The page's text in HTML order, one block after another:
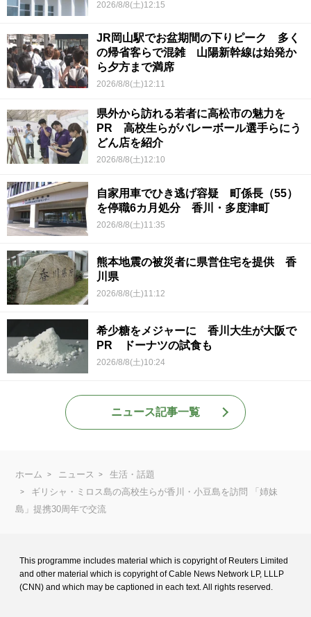
2026/8/8(土)12:15
JR岡山駅でお盆期間の下りピーク 多く
の帰省客らで混雑 山陽新幹線は始発か
ら夕方まで満席
2026/8/8(土)12:11
県外から訪れる若者に高松市の魅力を
PR 高校生らがバレーボール選手らにう
どん店を紹介
2026/8/8(土)12:10
自家用車でひき逃げ容疑 町係長（55）
を停職6カ月処分 香川・多度津町
2026/8/8(土)11:35
熊本地震の被災者に県営住宅を提供 香
川県
2026/8/8(土)11:12
希少糖をメジャーに 香川大生が大阪で
PR ドーナツの試食も
2026/8/8(土)10:24
ニュース記事一覧
ホーム ニュース
生活・話題
ギリシャ・ミロス島の高校生らが香川・小豆島を訪問 「姉妹
島」提携30周年で交流
This programme includes material which is copyright of Reuters Limited
and other material which is copyright of Cable News Network LP, LLLP
(CNN) and which may be captioned in each text. All rights reserved.